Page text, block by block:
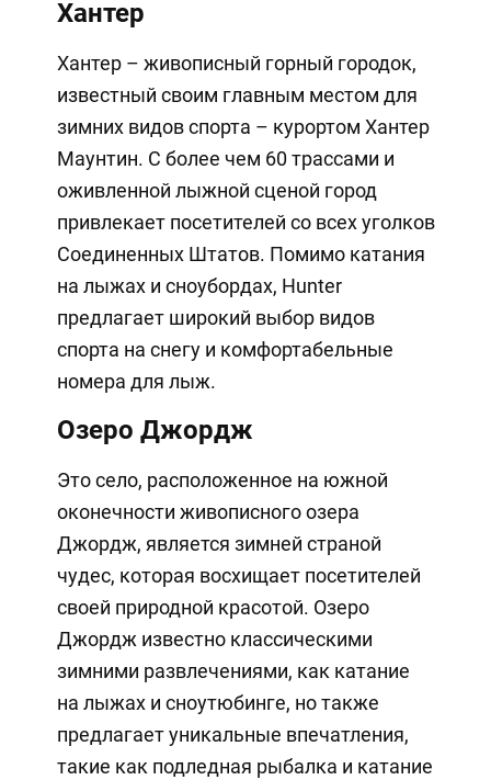
Хантер
Хантер – живописный горный городок,
известный своим главным местом для
зимних видов спорта – курортом Хантер
Маунтин. С более чем 60 трассами и
оживленной лыжной сценой город
привлекает посетителей со всех уголков
Соединенных Штатов. Помимо катания
на лыжах и сноубордах, Hunter
предлагает широкий выбор видов
спорта на снегу и комфортабельные
номера для лыж.
Озеро Джордж
Это село, расположенное на южной
оконечности живописного озера
Джордж, является зимней страной
чудес, которая восхищает посетителей
своей природной красотой. Озеро
Джордж известно классическими
зимними развлечениями, как катание
на лыжах и сноутюбинге, но также
предлагает уникальные впечатления,
такие как подледная рыбалка и катание